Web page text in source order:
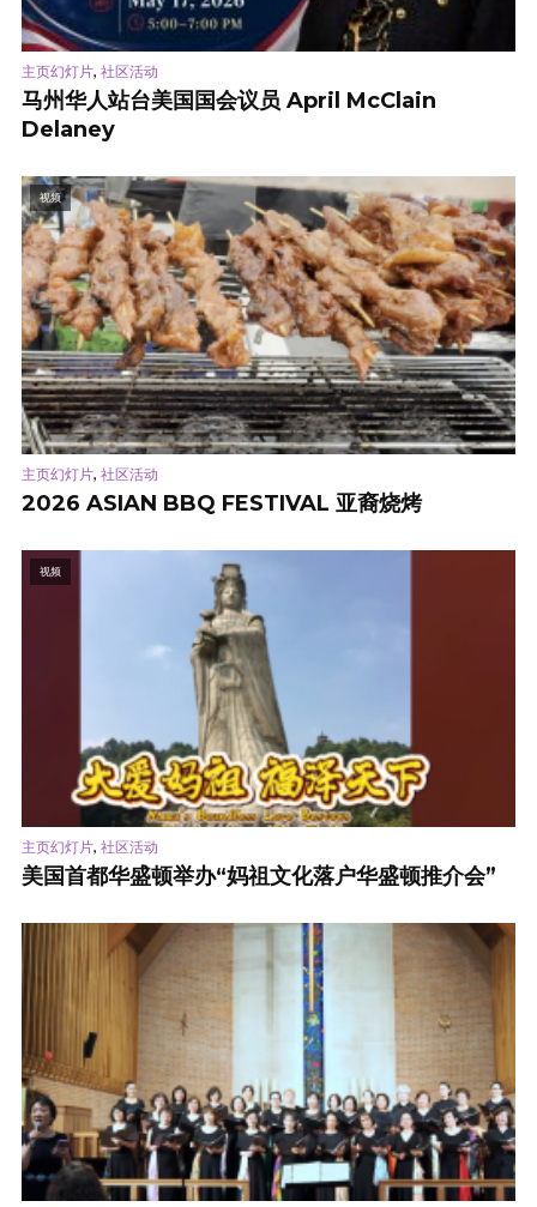
主页幻灯片, 社区活动
马州华人站台美国国会议员 April McClain
Delaney
视频
主页幻灯片, 社区活动
2026 ASIAN BBQ FESTIVAL 亚裔烧烤
视频
主页幻灯片, 社区活动
美国首都华盛顿举办“妈祖文化落户华盛顿推介会”